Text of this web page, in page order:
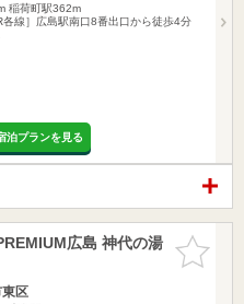
稲荷町駅362m
各線］広島駅南口8番出口から徒歩4分
泊プランを見る
お気に入
りに追加
広島 神代の湯
東区